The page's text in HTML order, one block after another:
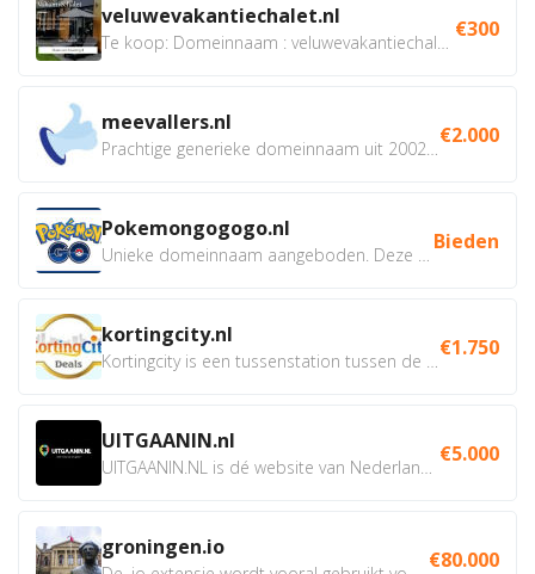
veluwevakantiechalet.nl €300
meevallers.nl €2.000
Pokemongogogo.nl Bieden
kortingcity.nl €1.750
UITGAANIN.nl €5.000
groningen.io €80.000